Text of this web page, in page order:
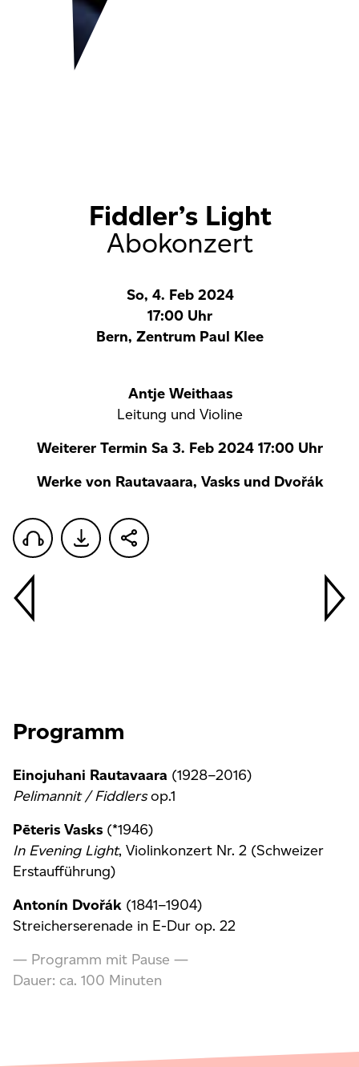
Fiddler’s Light
Abokonzert
So, 4. Feb 2024
17:00 Uhr
Bern, Zentrum Paul Klee
Antje Weithaas
Leitung und Violine
Weiterer Termin Sa 3. Feb 2024 17:00 Uhr
Werke von Rautavaara, Vasks und Dvořák
Programm
Einojuhani Rautavaara (1928–2016)
Pelimannit / Fiddlersop.1
Pēteris Vasks (*1946)
In Evening Light, Violinkonzert Nr. 2 (Schweizer
Erstaufführung)
Antonín Dvořák (1841–1904)
Streicherserenade in E-Dur op. 22
— Programm mit Pause —
Dauer: ca. 100 Minuten